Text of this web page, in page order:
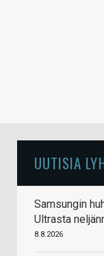
UUTISIA
Samsungin
Ultrasta
8.8.2026